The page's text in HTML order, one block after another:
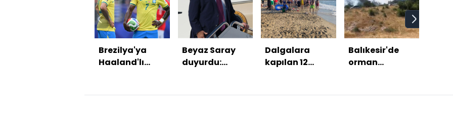
Brezilya'ya
Haaland'lı
Beyaz Saray
duyurdu:
programı
Dalgalara
kapılan 12
Balıkesir'de
orman